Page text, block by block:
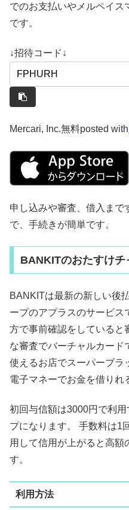
でのお支払いやメルペイス
です。
↓招待コード↓
Mercari, Inc.無料posted with
申し込みや審査、借入まで
で、手続きが簡単です。
BANKITのおたすけチ
BANKITは最新の新しい後
ープのアプラスのサービス
方で事前確認をしていると
な審査でバーチャルカード
使えるお店でスーパーブラ
電子マネーでお金を借りれ
初回与信額は3000円で利
プになります。 手数料は1
用して信用が上がると高
す。
利用方法